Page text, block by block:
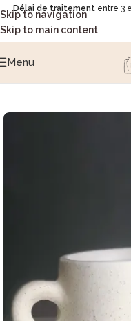
Skip to navigation
Skip to main content
Délai de traitemententre 3
Menu